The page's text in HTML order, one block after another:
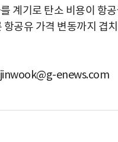
계기로 탄소 비용이 항
공유 가격 변동까지 겹
jinwook@g-enews.com